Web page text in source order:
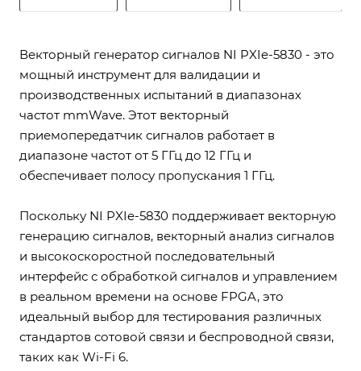
Векторный генератор сигналов NI PXIe-5830 - это
мощный инструмент для валидации и
производственных испытаний в диапазонах
частот mmWave. Этот векторный
приемопередатчик сигналов работает в
диапазоне частот от 5 ГГц до 12 ГГц и
обеспечивает полосу пропускания 1 ГГц.
Поскольку NI PXIe-5830 поддерживает векторную
генерацию сигналов, векторный анализ сигналов
и высокоскоростной последовательный
интерфейс с обработкой сигналов и управлением
в реальном времени на основе FPGA, это
идеальный выбор для тестирования различных
стандартов сотовой связи и беспроводной связи,
таких как Wi-Fi 6.